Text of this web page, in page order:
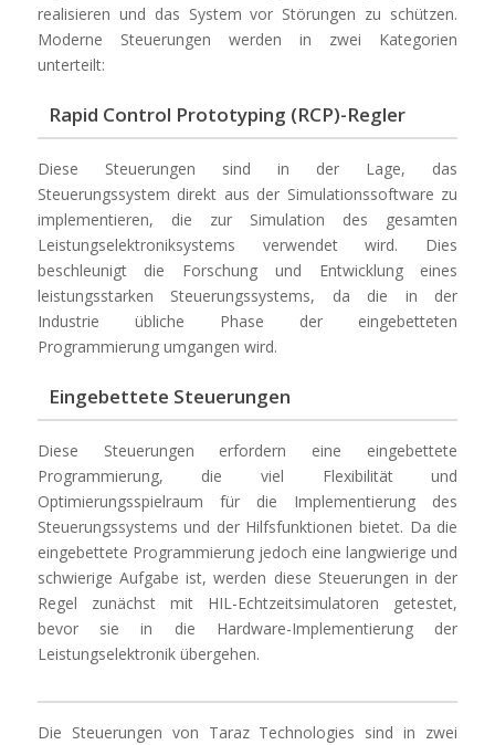
realisieren und das System vor Störungen zu schützen.
Moderne Steuerungen werden in zwei Kategorien
unterteilt:
Rapid Control Prototyping (RCP)-Regler
Diese Steuerungen sind in der Lage, das
Steuerungssystem direkt aus der Simulationssoftware zu
implementieren, die zur Simulation des gesamten
Leistungselektroniksystems verwendet wird. Dies
beschleunigt die Forschung und Entwicklung eines
leistungsstarken Steuerungssystems, da die in der
Industrie übliche Phase der eingebetteten
Programmierung umgangen wird.
Eingebettete Steuerungen
Diese Steuerungen erfordern eine eingebettete
Programmierung, die viel Flexibilität und
Optimierungsspielraum für die Implementierung des
Steuerungssystems und der Hilfsfunktionen bietet. Da die
eingebettete Programmierung jedoch eine langwierige und
schwierige Aufgabe ist, werden diese Steuerungen in der
Regel zunächst mit HIL-Echtzeitsimulatoren getestet,
bevor sie in die Hardware-Implementierung der
Leistungselektronik übergehen.
Die Steuerungen von Taraz Technologies sind in zwei